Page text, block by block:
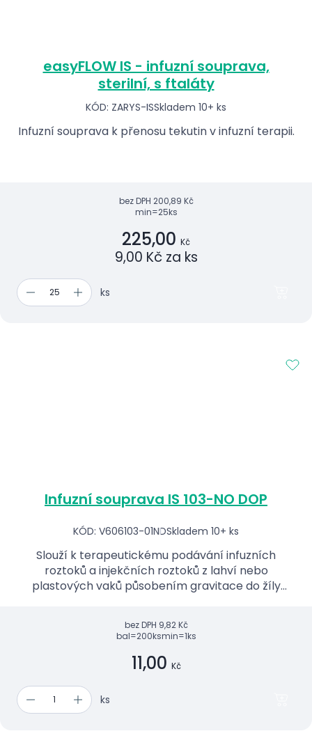
easyFLOW IS - infuzní souprava,
sterilní, s ftaláty
KÓD: ZARYS-ISSkladem 10+ ks
Infuzní souprava k přenosu tekutin v infuzní terapii.
bez DPH 200,89 Kč
min=25ks
225,00 Kč
9,00 Kč za ks
ks
Infuzní souprava IS 103-NO DOP
KÓD: V606103-01NDSkladem 10+ ks
Slouží k terapeutickému podávání infuzních
roztoků a injekčních roztoků z lahví nebo
plastových vaků působením gravitace do žíly
bez DPH 9,82 Kč
bal=200ksmin=1ks
11,00 Kč
ks